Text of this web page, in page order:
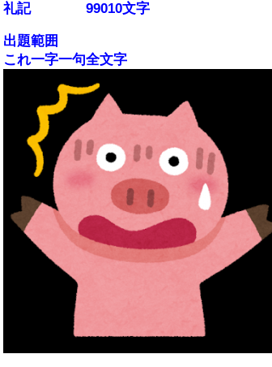
礼記 99010文字
出題範囲
これ一字一句全文字